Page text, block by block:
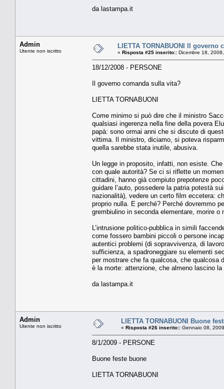
da lastampa.it
Admin
Utente non iscritto
LIETTA TORNABUONI Il governo
« Risposta #25 inserito:: Dicembre 18,
18/12/2008 - PERSONE
Il governo comanda sulla vita?
LIETTA TORNABUONI
Come minimo si può dire che il ministro
qualsiasi ingerenza nella fine della povera
papà: sono ormai anni che si discute di
vittima. Il ministro, diciamo, si poteva
quella sarebbe stata inutile, abusiva.
Un legge in proposito, infatti, non esiste.
con quale autorità? Se ci si riflette un
cittadini, hanno già compiuto prepotenze
guidare l’auto, possedere la patria potestà
nazionalità), vedere un certo film eccetera:
proprio nulla. E perché? Perché dovremmo
grembiulino in seconda elementare, morire o
L’intrusione politico-pubblica in simili
come fossero bambini piccoli o persone
autentici problemi (di sopravvivenza, di
sufficienza, a spadroneggiare su elementi
per mostrare che fa qualcosa, che qualcosa
è la morte: attenzione, che almeno lascino
da lastampa.it
Admin
Utente non iscritto
LIETTA TORNABUONI Buone
« Risposta #26 inserito:: Gennaio 08,
8/1/2009 - PERSONE
Buone feste buone
LIETTA TORNABUONI